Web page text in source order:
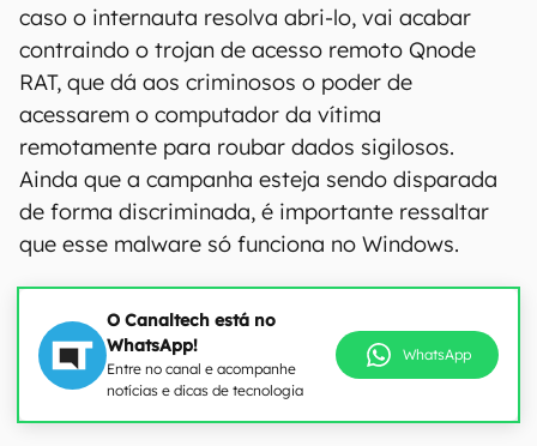
caso o internauta resolva abri-lo, vai acabar
contraindo o trojan de acesso remoto Qnode
RAT, que dá aos criminosos o poder de
acessarem o computador da vítima
remotamente para roubar dados sigilosos.
Ainda que a campanha esteja sendo disparada
de forma discriminada, é importante ressaltar
que esse malware só funciona no Windows.
O Canaltech está no
WhatsApp!
Entre no canal e acompanhe
notícias e dicas de tecnologia
WhatsApp